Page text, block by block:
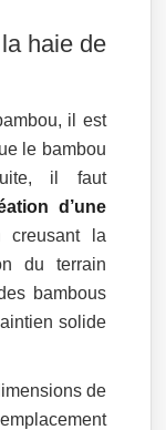
haie de
il est
le bambou
il faut
d’une
creusant la
du terrain
bambous
solide
de